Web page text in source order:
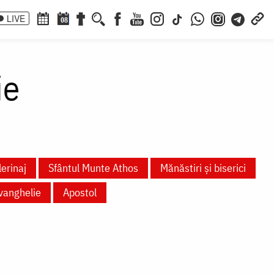
LIVE 08
Sfântul Munte Athos
Mănăstiri și biserici
Apostol